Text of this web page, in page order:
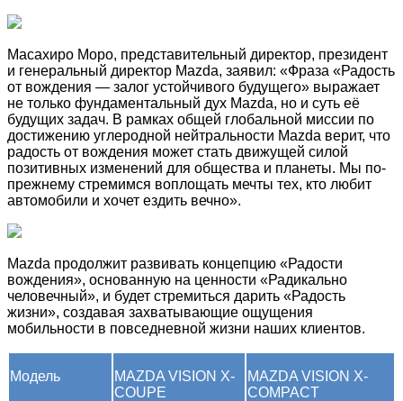
Масахиро Моро, представительный директор, президент
и генеральный директор Mazda, заявил: «Фраза «Радость
от вождения — залог устойчивого будущего» выражает
не только фундаментальный дух Mazda, но и суть её
будущих задач. В рамках общей глобальной миссии по
достижению углеродной нейтральности Mazda верит, что
радость от вождения может стать движущей силой
позитивных изменений для общества и планеты. Мы по-
прежнему стремимся воплощать мечты тех, кто любит
автомобили и хочет ездить вечно».
Mazda продолжит развивать концепцию «Радости
вождения», основанную на ценности «Радикально
человечный», и будет стремиться дарить «Радость
жизни», создавая захватывающие ощущения
мобильности в повседневной жизни наших клиентов.
Модель
MAZDA VISION X-
COUPE
MAZDA VISION X-
COMPACT